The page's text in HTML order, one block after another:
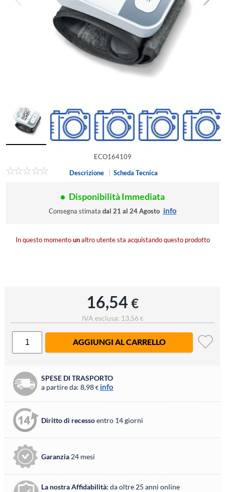
ECO164109
Descrizione
Scheda Tecnica
Disponibilità Immediata
Consegna stimata dal 21 al 24 Agosto info
In questo momentounaltro utente sta acquistando questo prodotto
16,54 €
IVA esclusa: 13,56 €
AGGIUNGI AL CARRELLO
SPESE DI TRASPORTO
a partire da: 8,98 € info
Diritto di recessoentro 14 giorni
Garanzia 24 mesi
La nostra Affidabilità: da oltre 25 anni online